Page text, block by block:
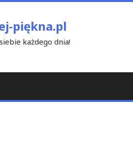
piękna.pl
każdego dnia!